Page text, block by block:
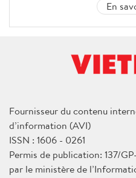
En
Fournisseur du contenu
d’information (AVI)
ISSN : 1606 - 0261
Permis de publication: 137/
par le ministère de